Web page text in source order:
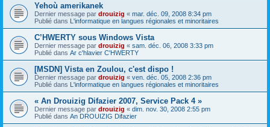
Yehoù amerikanek
Dernier message par drouizig « mar. déc. 09, 2008 8:34 pm
Publié dans L'informatique en langues régionales et minoritaires
C’HWERTY sous Windows Vista
Dernier message par drouizig « sam. déc. 06, 2008 3:33 pm
Publié dans Ar c'hlavier C'HWERTY
[MSDN] Vista en Zoulou, c'est dispo !
Dernier message par drouizig « ven. déc. 05, 2008 2:36 pm
Publié dans L'informatique en langues régionales et minoritaires
« An Drouizig Difazier 2007, Service Pack 4 »
Dernier message par drouizig « dim. nov. 30, 2008 2:55 pm
Publié dans An DROUIZIG Difazier